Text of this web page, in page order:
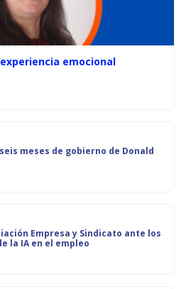
emocional
meses de gobierno de Donald
Empresa y Sindicato ante los
la IA en el empleo